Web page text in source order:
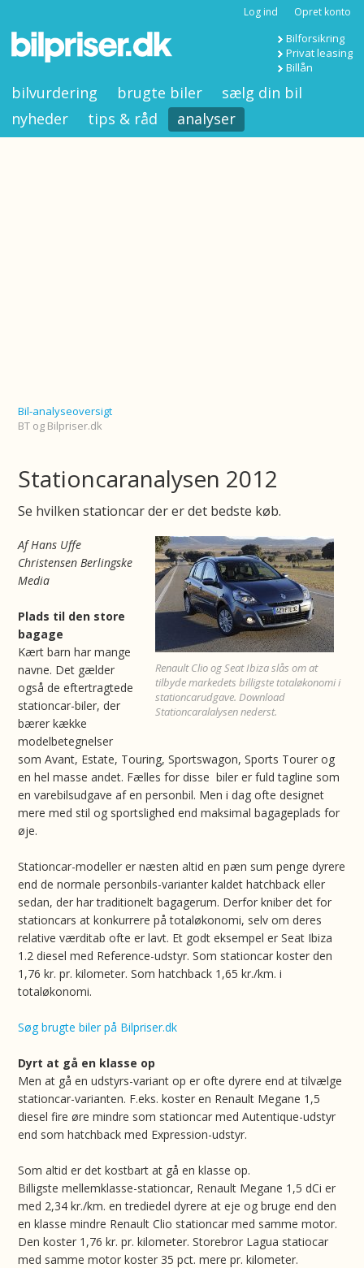
Log ind Opret konto
Bilforsikring
Privat leasing
Billån
bilvurdering brugte biler
sælg din bil
nyheder
tips & råd analyser
Bil-analyseoversigt
BT og Bilpriser.dk
Stationcaranalysen 2012
Se hvilken stationcar der er det bedste køb.
Renault Clio og Seat Ibiza slås om at
tilbyde markedets billigste totaløkonomi i
stationcarudgave. Download
Stationcaralalysen nederst.
Af Hans Uffe
Christensen Berlingske
Media
Plads til den store
bagage
Kært barn har mange
navne. Det gælder
også de eftertragtede
stationcar-biler, der
bærer kække
modelbetegnelser
som Avant, Estate, Touring, Sportswagon, Sports Tourer og
en hel masse andet. Fælles for disse biler er fuld tagline som
en varebilsudgave af en personbil. Men i dag ofte designet
mere med stil og sportslighed end maksimal bagageplads for
øje.
Stationcar-modeller er næsten altid en pæn sum penge dyrere
end de normale personbils-varianter kaldet hatchback eller
sedan, der har traditionelt bagagerum. Derfor kniber det for
stationcars at konkurrere på totaløkonomi, selv om deres
relative værditab ofte er lavt. Et godt eksempel er Seat Ibiza
1.2 diesel med Reference-udstyr. Som stationcar koster den
1,76 kr. pr. kilometer. Som hatchback 1,65 kr./km. i
totaløkonomi.
Søg brugte biler på Bilpriser.dk
Dyrt at gå en klasse op
Men at gå en udstyrs-variant op er ofte dyrere end at tilvælge
stationcar-varianten. F.eks. koster en Renault Megane 1,5
diesel fire øre mindre som stationcar med Autentique-udstyr
end som hatchback med Expression-udstyr.
Som altid er det kostbart at gå en klasse op.
Billigste mellemklasse-stationcar, Renault Megane 1,5 dCi er
med 2,34 kr./km. en trediedel dyrere at eje og bruge end den
en klasse mindre Renault Clio stationcar med samme motor.
Den koster 1,76 kr. pr. kilometer. Storebror Lagua statiocar
med samme motor koster 35 pct. mere pr. kilometer.